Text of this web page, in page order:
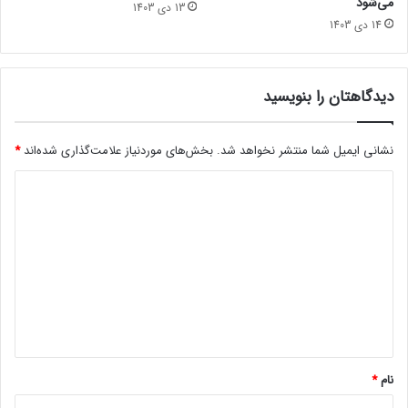
مجله خبری lastech
سایلنت هیلکونامی
ت 14 دی 1403
13 دی 1403
دیدگاهتان را بنویسید
نشانی ایمیل شما منتشر نخواهد شد. بخش‌های موردنیاز علامت‌گذاری شده‌اند*
نام*